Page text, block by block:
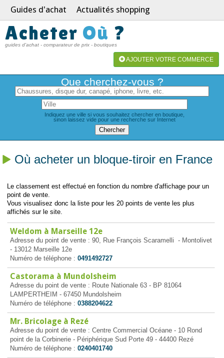
Guides d'achat Actualités shopping
Acheter Où ?
guides d'achat - comparateur de prix - boutiques
AJOUTER VOTRE COMMERCE
Que cherchez-vous ?
Indiquez une ville si vous souhaitez chercher en boutique,
sinon laissez vide pour une recherche sur Internet
Où acheter un bloque-tiroir en France
Le classement est effectué en fonction du nombre d'affichage pour un
point de vente.
Vous visualisez donc la liste pour les 20 points de vente les plus
affichés sur le site.
Weldom à Marseille 12e
Adresse du point de vente : 90, Rue François Scaramelli - Montolivet
- 13012 Marseille 12e
Numéro de téléphone : 0491492727
Castorama à Mundolsheim
Adresse du point de vente : Route Nationale 63 - BP 81064
LAMPERTHEIM - 67450 Mundolsheim
Numéro de téléphone : 0388204622
Mr. Bricolage à Rezé
Adresse du point de vente : Centre Commercial Océane - 10 Rond
point de la Corbinerie - Périphérique Sud Porte 49 - 44400 Rezé
Numéro de téléphone : 0240401740